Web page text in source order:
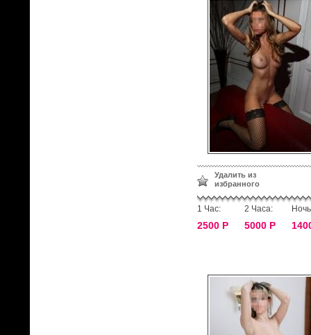
Удалить из
избранного
1 Час:
2500 Р
2 Часа:
5000 Р